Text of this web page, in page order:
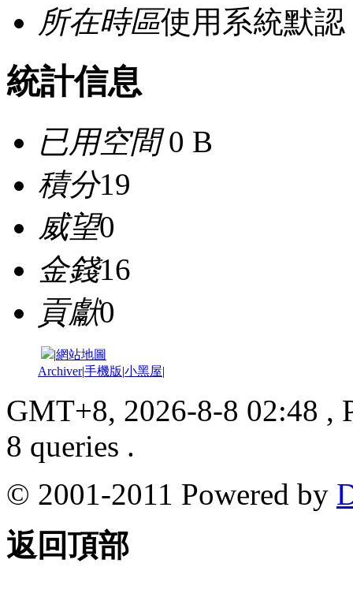
所在時區使用系統默認
統計信息
已用空間0 B
積分19
威望0
金錢16
貢獻0
|網站地圖
Archiver|手機版|小黑屋|
GMT+8, 2026-8-8 02:48 ,
8 queries .
© 2001-2011 Powered by
返回頂部